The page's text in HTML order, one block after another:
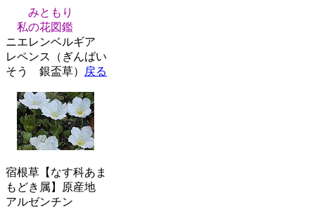
みともり
私の花図鑑
ニエレンベルギア
レペンス（ぎんばい
そう 銀盃草）
戻る
宿根草【なす科あま
もどき属】原産地
アルゼンチン